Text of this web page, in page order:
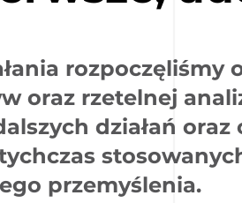
oraz rzetelnej
działań
przemyślenia.